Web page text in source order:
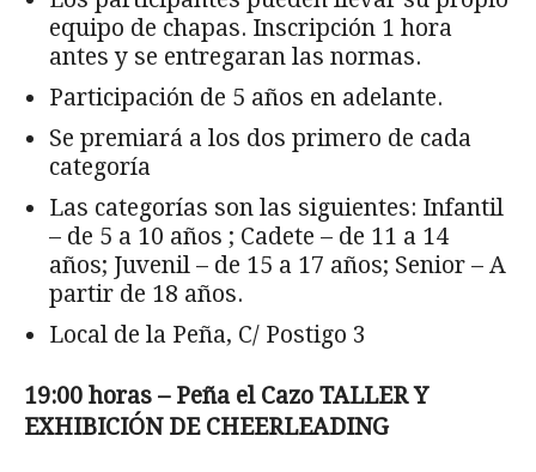
equipo de chapas. Inscripción 1 hora
antes y se entregaran las normas.
Participación de 5 años en adelante.
Se premiará a los dos primero de cada
categoría
Las categorías son las siguientes: Infantil
– de 5 a 10 años ; Cadete – de 11 a 14
años; Juvenil – de 15 a 17 años; Senior – A
partir de 18 años.
Local de la Peña, C/ Postigo 3
19:00 horas – Peña el Cazo TALLER Y
EXHIBICIÓN DE CHEERLEADING